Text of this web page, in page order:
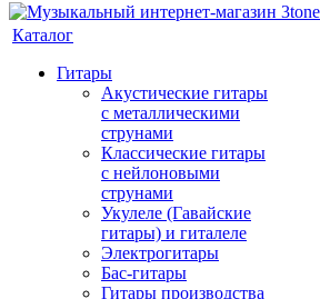
Каталог
Гитары
Акустические гитары
с металлическими
струнами
Классические гитары
с нейлоновыми
струнами
Укулеле (Гавайские
гитары) и гиталеле
Электрогитары
Бас-гитары
Гитары производства